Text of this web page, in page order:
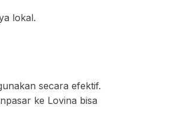
lokal.
secara efektif.
ke Lovina bisa